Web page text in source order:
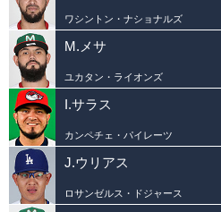
ワシントン・ナショナルズ
M.メサ
ユカタン・ライオンズ
I.サラス
カンペチェ・パイレーツ
J.ウリアス
ロサンゼルス・ドジャース